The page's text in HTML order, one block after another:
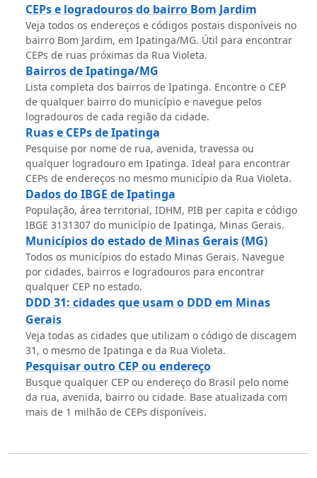
CEPs e logradouros do bairro Bom Jardim
Veja todos os endereços e códigos postais disponíveis no
bairro Bom Jardim, em Ipatinga/MG. Útil para encontrar
CEPs de ruas próximas da Rua Violeta.
Bairros de Ipatinga/MG
Lista completa dos bairros de Ipatinga. Encontre o CEP
de qualquer bairro do município e navegue pelos
logradouros de cada região da cidade.
Ruas e CEPs de Ipatinga
Pesquise por nome de rua, avenida, travessa ou
qualquer logradouro em Ipatinga. Ideal para encontrar
CEPs de endereços no mesmo município da Rua Violeta.
Dados do IBGE de Ipatinga
População, área territorial, IDHM, PIB per capita e código
IBGE 3131307 do município de Ipatinga, Minas Gerais.
Municípios do estado de Minas Gerais (MG)
Todos os municípios do estado Minas Gerais. Navegue
por cidades, bairros e logradouros para encontrar
qualquer CEP no estado.
DDD 31: cidades que usam o DDD em Minas
Gerais
Veja todas as cidades que utilizam o código de discagem
31, o mesmo de Ipatinga e da Rua Violeta.
Pesquisar outro CEP ou endereço
Busque qualquer CEP ou endereço do Brasil pelo nome
da rua, avenida, bairro ou cidade. Base atualizada com
mais de 1 milhão de CEPs disponíveis.